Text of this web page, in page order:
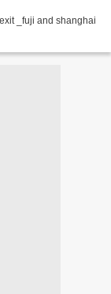
_fuji and shanghai